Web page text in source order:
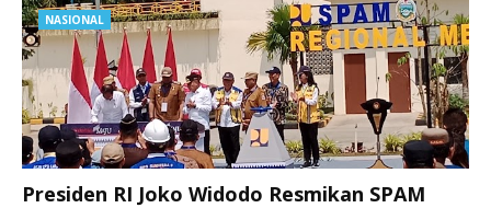
NASIONAL
Presiden RI Joko Widodo Resmikan SPAM